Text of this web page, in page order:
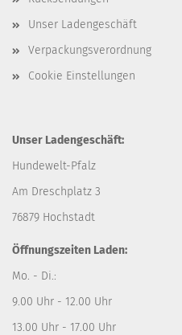
Unser Ladengeschäft
Verpackungsverordnung
Cookie Einstellungen
Unser Ladengeschäft:
Hundewelt-Pfalz
Am Dreschplatz 3
76879 Hochstadt
Öffnungszeiten Laden:
Mo. - Di.:
9.00 Uhr - 12.00 Uhr
13.00 Uhr - 17.00 Uhr